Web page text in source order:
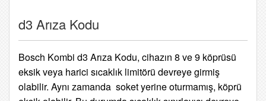
d3 Arıza Kodu
Bosch Kombi d3 Arıza Kodu, cihazın 8 ve 9 köprüsü
eksik veya harici sıcaklık limitörü devreye girmiş
olabilir. Aynı zamanda soket yerine oturmamış, köprü